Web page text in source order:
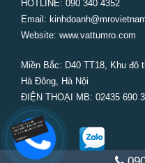
HOTLINE: 090 340 4352
Email:
Website: www.vattumro.com
Miền Bắc: D40 TT18, Khu đô
Hà Đông, Hà Nội
ĐIỆN THOẠI MB: 02435 690